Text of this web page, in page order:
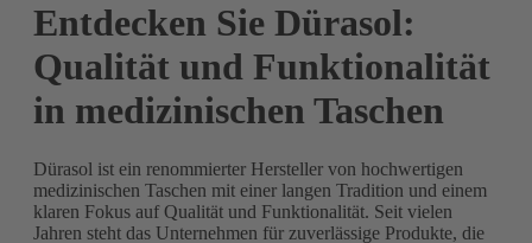
Entdecken Sie Dürasol:
Qualität und Funktionalität
in medizinischen Taschen
Dürasol ist ein renommierter Hersteller von hochwertigen
medizinischen Taschen mit einer langen Tradition und einem
klaren Fokus auf Qualität und Funktionalität. Seit vielen
Jahren steht das Unternehmen für zuverlässige Produkte, die